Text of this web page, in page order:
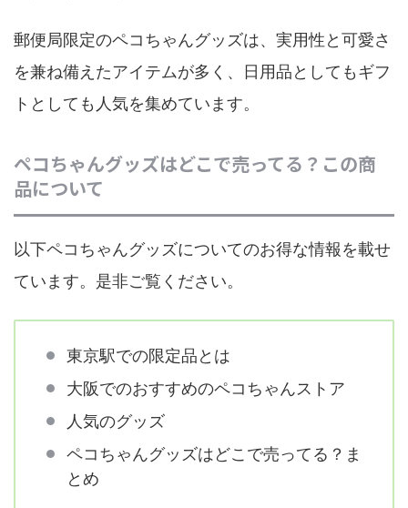
郵便局限定のペコちゃんグッズは、実用性と可愛さ
を兼ね備えたアイテムが多く、日用品としてもギフ
トとしても人気を集めています。
ペコちゃんグッズはどこで売ってる？この商
品について
以下ペコちゃんグッズについてのお得な情報を載せ
ています。是非ご覧ください。
東京駅での限定品とは
大阪でのおすすめのペコちゃんストア
人気のグッズ
ペコちゃんグッズはどこで売ってる？ま
とめ